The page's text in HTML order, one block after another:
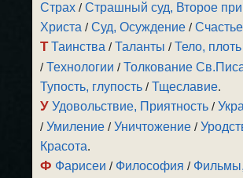
Страх /Страшный суд, Второе
Христа /Суд, Осуждение /
Т Таинства /Таланты /Тело, плоть
/Технологии /Толкование
Тупость, глупость /Тщеславие.
У Удовольствие, Приятность /
/Умиление /Уничтожение /
Красота.
Ф Фарисеи / Философия /